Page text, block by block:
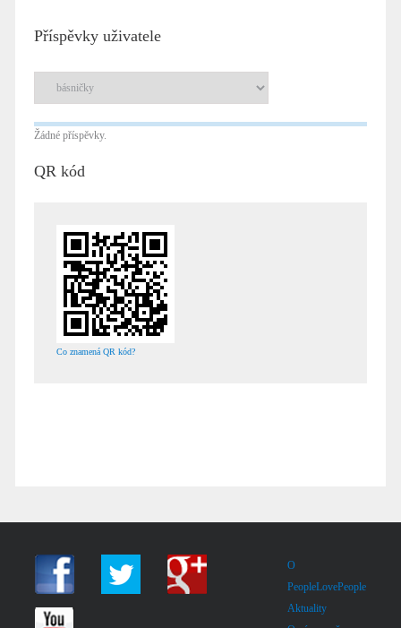
Příspěvky uživatele
Žádné příspěvky.
QR kód
Co znamená QR kód?
O
PeopleLovePeople
Aktuality